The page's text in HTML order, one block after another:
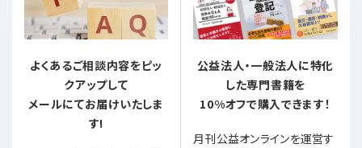
よくあるご相談内容をピッ
クアップして
メールにてお届けいたしま
す!
公益法人・一般法人に特化
した専門書籍を
10%オフで購入できます！
月刊公益オンラインを運営す